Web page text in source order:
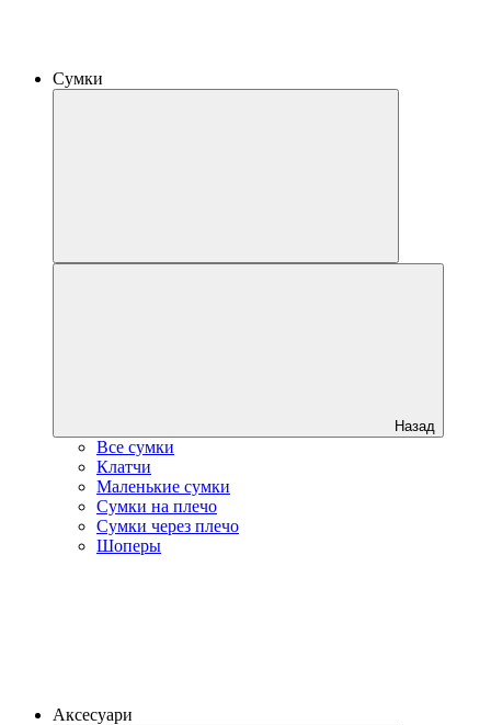
Сумки
Назад
Все сумки
Клатчи
Маленькие сумки
Сумки на плечо
Сумки через плечо
Шоперы
Аксесуари